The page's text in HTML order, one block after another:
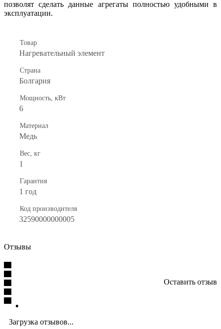
позволят сделать данные агрегаты полностью удобными в
эксплуатации.
Товар
Нагревательный элемент
Страна
Болгария
Мощность, кВт
6
Материал
Медь
Вес, кг
1
Гарантия
1 год
Код производителя
32590000000005
Отзывы
Оставить отзыв
Загрузка отзывов...